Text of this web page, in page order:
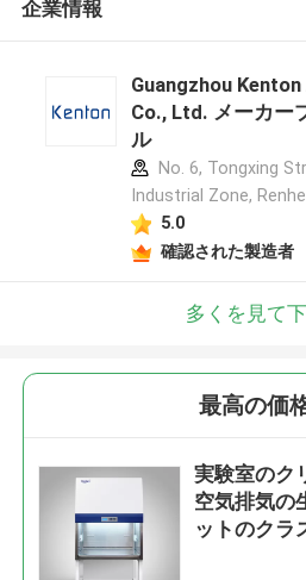
企業情報
Guangzhou
Co., Ltd. メーカー
ル
No. 6, Tongxing
Industrial Zone,
5.0
確認された製造者
多くを見て
最高の価
実験室のク
空気排気の
ットのクラ